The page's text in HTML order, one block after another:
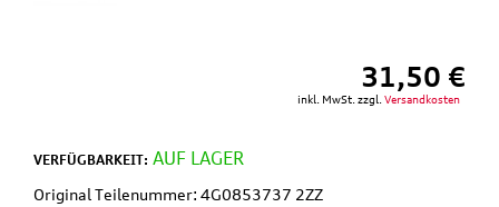
31,50 €
inkl. MwSt. zzgl. Versandkosten
VERFÜGBARKEIT: AUF LAGER
Original Teilenummer: 4G0853737 2ZZ